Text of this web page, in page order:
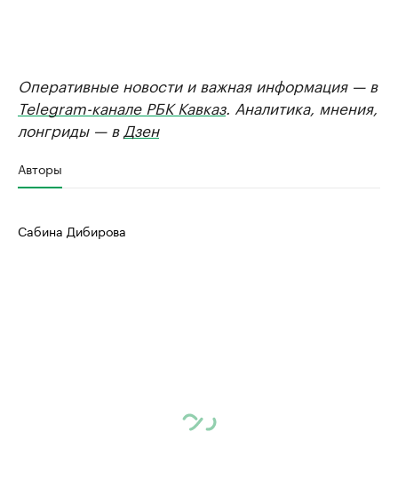
Оперативные новости и важная информация — в
Telegram-канале РБК Кавказ. Аналитика, мнения,
лонгриды — в Дзен
Авторы
Сабина Дибирова